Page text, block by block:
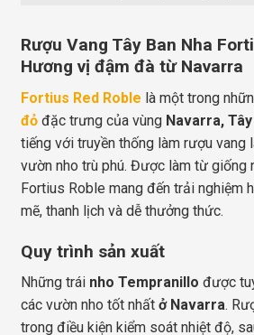
Rượu Vang Tây Ban Nha
Hương vị đậm đà từ Navarra
Fortius Red Roble là một trong
đỏ đặc trưng của vùng Navarra, Tây
tiếng với truyền thống làm rượu vang
vườn nho trù phú. Được làm từ giống
Fortius Roble mang đến trải nghiệm
mẽ, thanh lịch và dễ thưởng thức.
Quy trình sản xuất
Những trái nho Tempranillo được
các vườn nho tốt nhất ở Navarra.
trong điều kiện kiểm soát nhiệt độ,